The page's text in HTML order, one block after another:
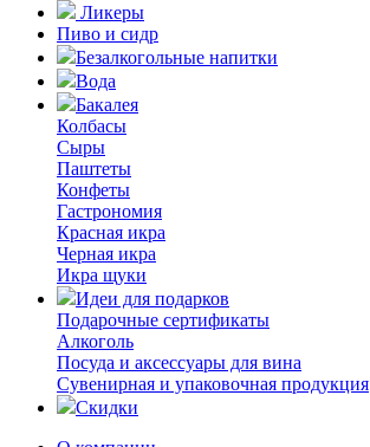
Ликеры
Пиво и сидр
Безалкогольные напитки
Вода
Бакалея
Колбасы
Сыры
Паштеты
Конфеты
Гастрономия
Красная икра
Черная икра
Икра щуки
Идеи для подарков
Подарочные сертификаты
Алкоголь
Посуда и аксессуары для вина
Сувенирная и упаковочная продукция
Скидки